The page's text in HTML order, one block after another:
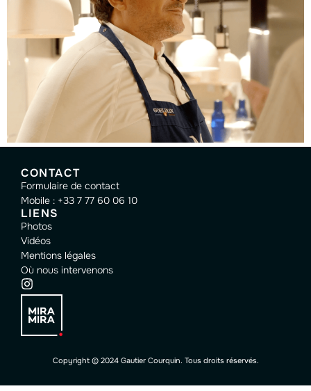
CONTACT
Formulaire de contact
Mobile : +33 7 77 60 06 10
LIENS
Photos
Vidéos
Mentions légales
Où nous intervenons
Copyright © 2024 Gautier Courquin. Tous droits réservés.